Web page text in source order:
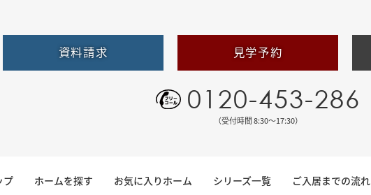
資料請求 見学予約
0120-453-286
（受付時間 8:30〜17:30）
プ ホームを探す お気に入りホーム シリーズ一覧 ご入居までの流れ